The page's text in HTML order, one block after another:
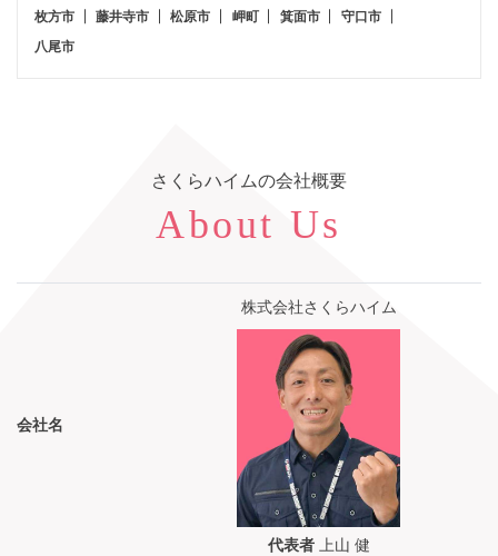
枚方市
藤井寺市 松原市 岬町 箕面市
守口市
八尾市
さくらハイムの会社概要
About Us
会社名
株式会社さくらハイム
代表者上山 健